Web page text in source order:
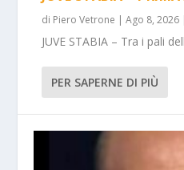
di Piero Vetrone |Ago 8, 2026
JUVE STABIA – Tra i pali
PER SAPERNE DI PIÙ